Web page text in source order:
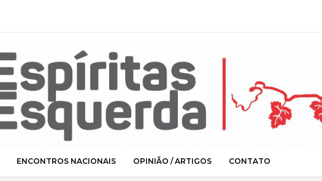
ENCONTROS NACIONAIS OPINIÃO / ARTIGOS CONTATO